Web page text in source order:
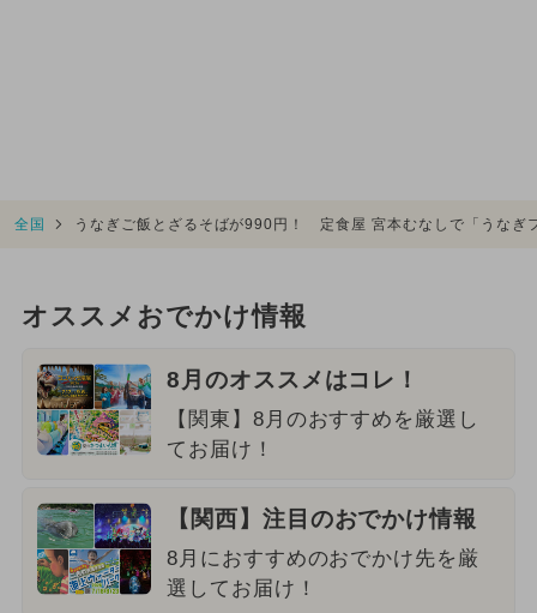
全国 うなぎご飯とざるそばが990円！ 定食屋 宮本むなしで「うなぎ
オススメおでかけ情報
8月のオススメはコレ！
【関東】8月のおすすめを厳選し
てお届け！
【関西】注目のおでかけ情報
8月におすすめのおでかけ先を厳
選してお届け！